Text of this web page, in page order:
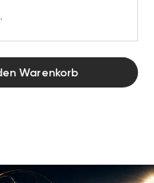
gewünschten
Warenkorb